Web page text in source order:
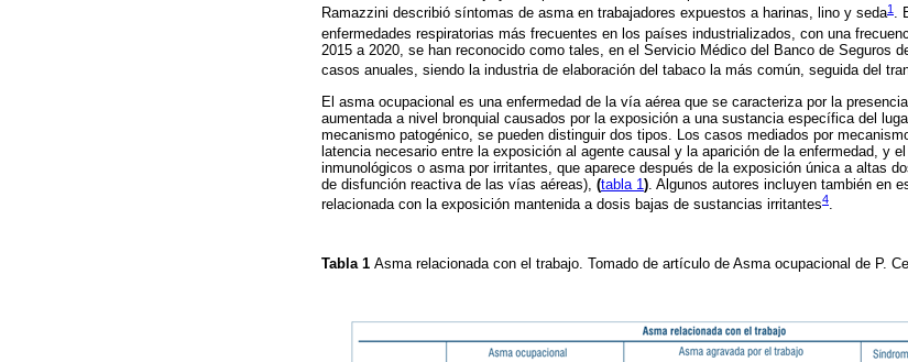
Ramazzini describió síntomas de asma en trabajadores expuestos a harinas, lino y seda1 .
enfermedades respiratorias más frecuentes en los países industrializados, con una
2015 a 2020, se han reconocido como tales, en el Servicio Médico del Banco de Seguros
casos anuales, siendo la industria de elaboración del tabaco la más común, seguida del
El asma ocupacional es una enfermedad de la vía aérea que se caracteriza por la
aumentada a nivel bronquial causados por la exposición a una sustancia específica del
mecanismo patogénico, se pueden distinguir dos tipos. Los casos mediados por
latencia necesario entre la exposición al agente causal y la aparición de la enfermedad, y
inmunológicos o asma por irritantes, que aparece después de la exposición única a altas
de disfunción reactiva de las vías aéreas), (tabla 1) . Algunos autores incluyen también en
relacionada con la exposición mantenida a dosis bajas de sustancias irritantes4.
Tabla 1 Asma relacionada con el trabajo. Tomado de artículo de Asma ocupacional de P.